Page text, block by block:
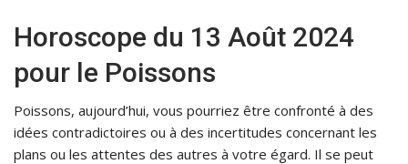
Horoscope du 13 Août 2024
pour le Poissons
Poissons, aujourd’hui, vous pourriez être confronté à des
idées contradictoires ou à des incertitudes concernant les
plans ou les attentes des autres à votre égard. Il se peut